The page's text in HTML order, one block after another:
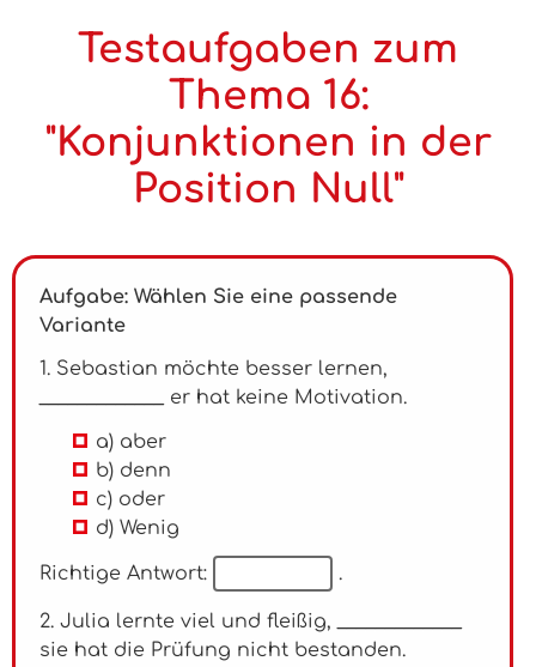
Testaufgaben zum
Thema 16:
"Konjunktionen in der
Position Null"
Aufgabe: Wählen Sie eine passende
Variante
1. Sebastian möchte besser lernen,
_____________ er hat keine Motivation.
a) aber
b) denn
c) oder
d) Wenig
Richtige Antwort: .
2. Julia lernte viel und fleißig, _____________
sie hat die Prüfung nicht bestanden.